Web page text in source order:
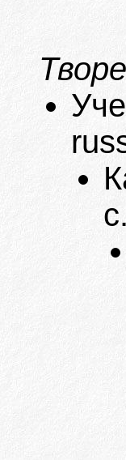
с.